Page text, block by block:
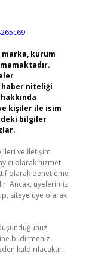
kurum
haber niteliği
kişiler ile isim
bilgiler
ve İletişim
olarak hizmet
olarak denetleme
Ancak, üyelerimiz
siteye üye olarak
bildirmeniz
kaldırılacaktır.